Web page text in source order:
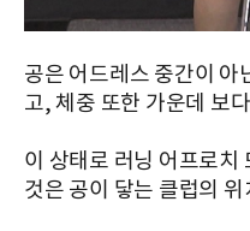
공은 어드레스 중간이 아
고, 체중 또한 가운데 보
이 상태로 러닝 어프로치
것은 공이 닿는 클럽의 위